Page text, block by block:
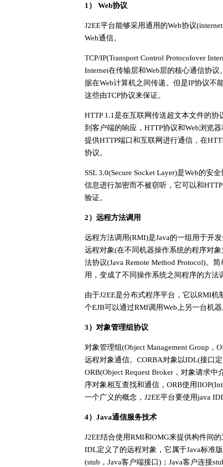
1） Web协议
J2EE平台能够采用通用的Web协议
Web通信。
TCP/IP(Transport Control Protocolover
Internet在传输层和Web层的核心通信协
据在Web计算机之间传递。但是IP协议不
这些由TCP协议来保证。
HTTP 1.1是在互联网传送超文本文件的
到客户端的响应，HTTP协议和Web浏览
提供HTTP端口和互联网进行通信，在
协议。
SSL 3.0(Secure Socket Layer)是Web的安
信息进行加密而不被窃听，它可以和
验证。
2）远程方法调用
远程方法调用(RMI)是Java的一组用于开
远程对象(在不同机器操作系统的程序对象
法协议(Java Remote Method Protocol)。
用，变成了不同操作系统之间程序的方法
由于J2EE是分布式程序平台，它以RMI
个EJB可以通过RMI调用Web上另一台机
3）对象管理组协议
对象管理组(Object Management Group
远程对象通信。CORBA对象以IDL(接口
ORB(Object Request Broker，对象请求
序对象相互查找和通信，ORB使用
一个广义的概念，J2EE平台要使用java
4）Java通信服务技术
J2EE结合使用RMI和OMG来提供构件间
IDL定义了的远程对象，它属于Java标准
(stub，Java客户端接口)；Java客户连接